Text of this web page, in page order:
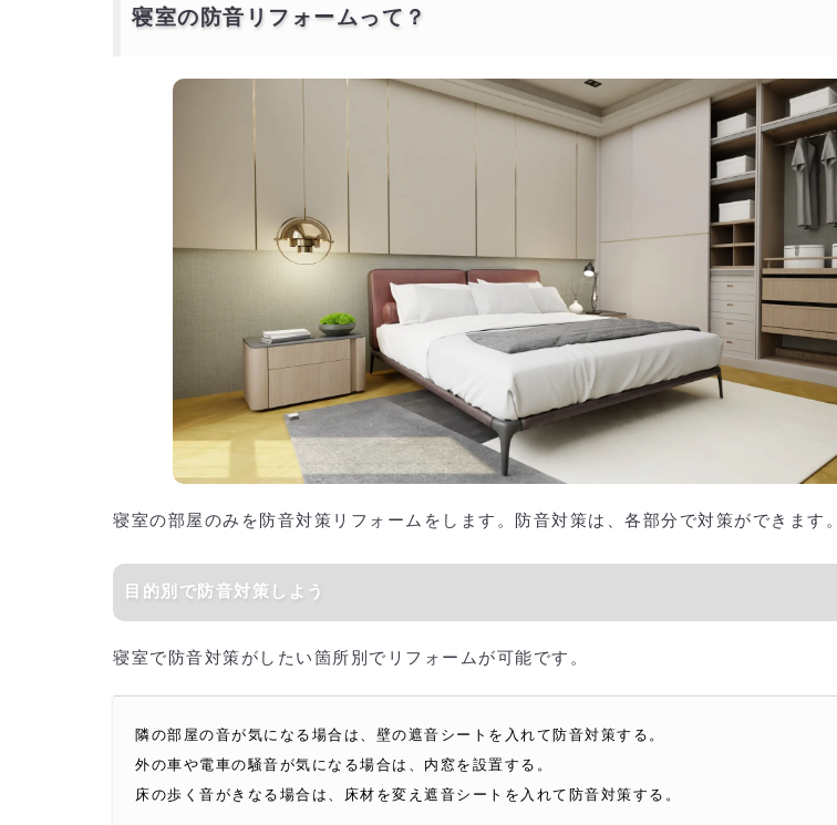
寝室の防音リフォームって？
寝室の部屋のみを防音対策リフォームをします。防音対策は、各部分で対策ができます。
目的別で防音対策しよう
寝室で防音対策がしたい箇所別でリフォームが可能です。
隣の部屋の音が気になる場合は、壁の遮音シートを入れて防音対策する。
外の車や電車の騒音が気になる場合は、内窓を設置する。
床の歩く音がきなる場合は、床材を変え遮音シートを入れて防音対策する。